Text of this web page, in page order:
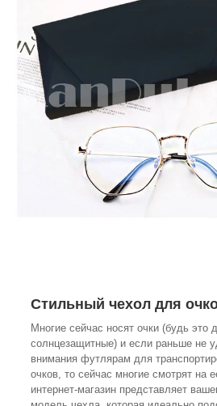
Стильный чехол для
Многие сейчас носят очки (будь это
солнцезащитные) и если раньше не
внимания футлярам для
очков, то сейчас многие смотрят на
интернет-магазин представляет